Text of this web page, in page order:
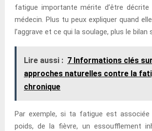
fatigue importante mérite d’être décrite
médecin. Plus tu peux expliquer quand
l’aggrave et ce qui la soulage, plus le bilan
Lire aussi : 7 Informations clés
approches naturelles contre la
chronique
Par exemple, si ta fatigue est
poids, de la fièvre, un essoufflement